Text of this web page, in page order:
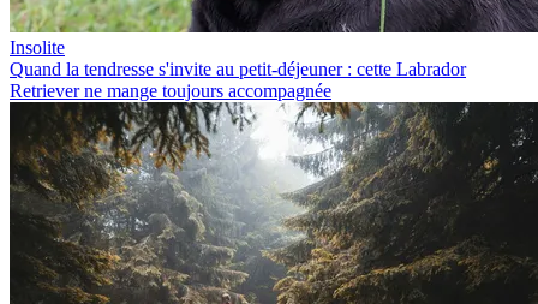
Insolite
Quand la tendresse s'invite au petit-déjeuner : cette Labrador
Retriever ne mange toujours accompagnée